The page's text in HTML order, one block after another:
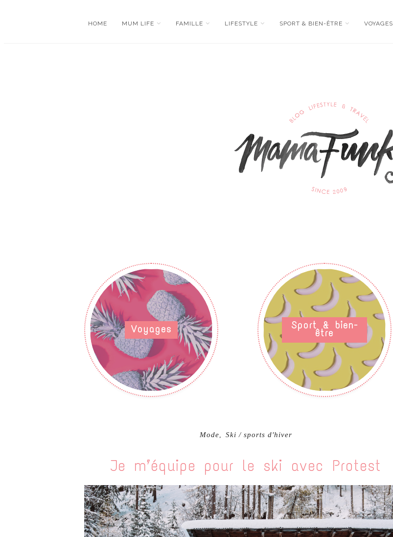
HOME MUM LIFE FAMILLE LIFESTYLE SPORT & BIEN-ÊTRE VOYAGES
Voyages Sport & bien-
être
Mode Ski / sports d'hiver
Je m’équipe pour le ski avec Protest